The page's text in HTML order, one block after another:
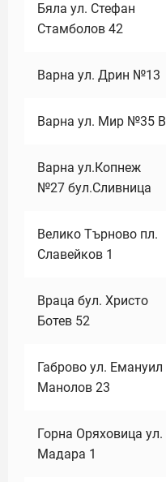
Бяла ул. Стефан
Стамболов 42
Варна ул. Дрин №13
Варна ул. Мир №35 В
Варна ул.Копнеж
№27 бул.Сливница
Велико Търново пл.
Славейков 1
Враца бул. Христо
Ботев 52
Габрово ул. Емануил
Манолов 23
Горна Оряховица ул.
Мадара 1